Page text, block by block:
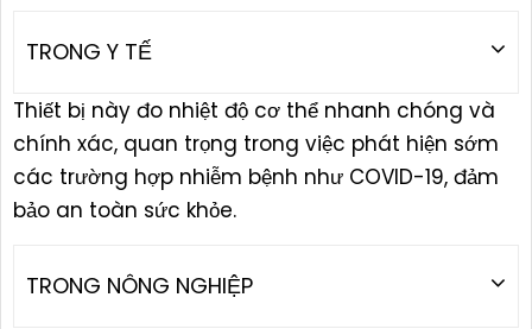
TRONG Y TẾ
Thiết bị này đo nhiệt độ cơ thể nhanh chóng và
chính xác, quan trọng trong việc phát hiện sớm
các trường hợp nhiễm bệnh như COVID-19, đảm
bảo an toàn sức khỏe.
TRONG NÔNG NGHIỆP